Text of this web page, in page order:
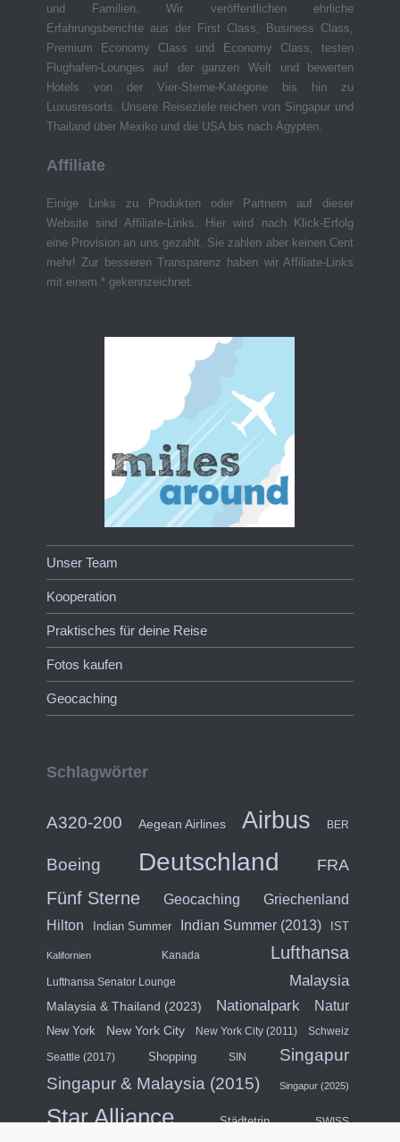
und Familien. Wir veröffentlichen ehrliche
Erfahrungsberichte aus der First Class, Business Class,
Premium Economy Class und Economy Class, testen
Flughafen-Lounges auf der ganzen Welt und bewerten
Hotels von der Vier-Sterne-Kategorie bis hin zu
Luxusresorts. Unsere Reiseziele reichen von Singapur und
Thailand über Mexiko und die USA bis nach Ägypten.
Affiliate
Einige Links zu Produkten oder Partnern auf dieser
Website sind Affiliate-Links. Hier wird nach Klick-Erfolg
eine Provision an uns gezahlt. Sie zahlen aber keinen Cent
mehr! Zur besseren Transparenz haben wir Affiliate-Links
mit einem * gekennzeichnet.
Unser Team
Kooperation
Praktisches für deine Reise
Fotos kaufen
Geocaching
Schlagwörter
A320-200 Aegean Airlines Airbus BER
Boeing Deutschland FRA
Fünf Sterne Geocaching Griechenland
Hilton Indian Summer Indian Summer (2013) IST
Kalifornien Kanada Lufthansa
Lufthansa Senator Lounge Malaysia
Malaysia & Thailand (2023) Nationalpark Natur
New York New York City New York City (2011) Schweiz
Seattle (2017) Shopping SIN
Singapur
Singapur & Malaysia (2015)
Singapur (2025)
Star Alliance Städtetrip SWISS